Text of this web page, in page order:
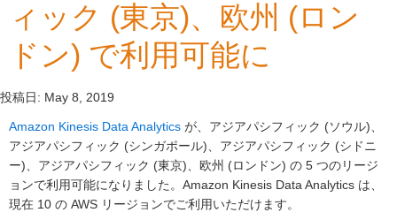
ィック (東京)、欧州 (ロン
ドン) で利用可能に
投稿日: May 8, 2019
Amazon Kinesis Data Analytics が、アジアパシフィック (ソウル)、
アジアパシフィック (シンガポール)、アジアパシフィック (シドニ
ー)、アジアパシフィック (東京)、欧州 (ロンドン) の 5 つのリージ
ョンで利用可能になりました。Amazon Kinesis Data Analytics は、
現在 10 の AWS リージョンでご利用いただけます。